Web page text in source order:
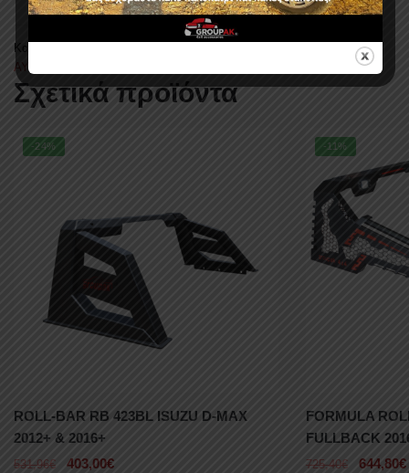
Κατηγορίες:
ΑΥΤΟΚΙΝΗΤΟΥ
Σχετικά προϊόντα
-24%
ROLL-BAR RB 423BL ISUZU D-MAX
2012+ & 2016+
531,96€ 403,00€
-11%
FORMULA
FULLBACK
725,40€ 644,80€